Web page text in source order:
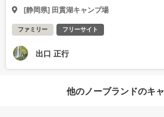
[静岡県] 田貫湖キャンプ場
ファミリー フリーサイト
出口 正行
他のノーブランドのキ